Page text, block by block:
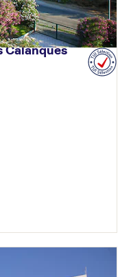
Calanques